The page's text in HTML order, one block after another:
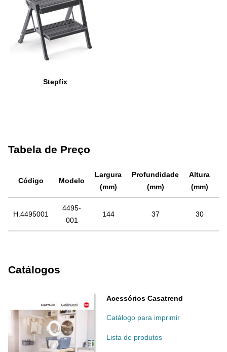
Stepfix
Tabela de Preço
Código Modelo
Largura
(mm)
Profundidade
(mm)
Altura
(mm)
H.4495001
4495-
001
144 37 30
Catálogos
Acessórios Casatrend
Catálogo para imprimir
Lista de produtos